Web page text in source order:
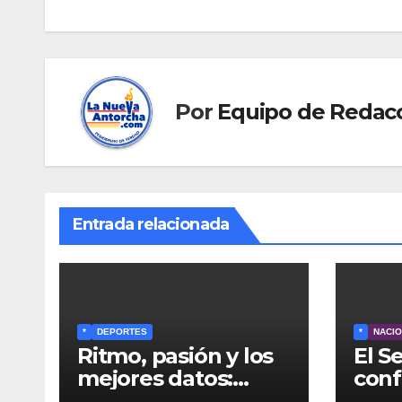
Por Equipo de
Entrada relacionada
* DEPORTES
Ritmo, pasión y los
mejores datos:
*
El